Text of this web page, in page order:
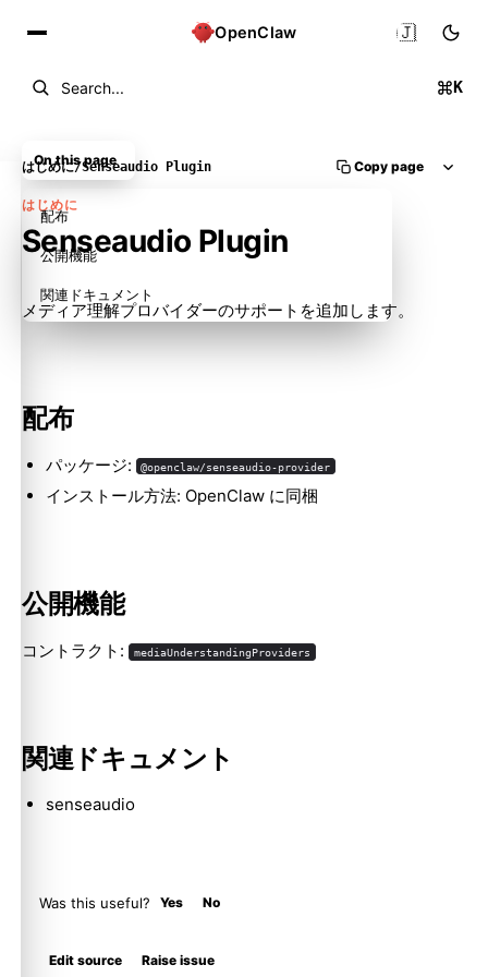
OpenClaw
Search... K
🇯🇵
はじめに/Senseaudio Plugin Copy page
はじめに
Senseaudio Plugin
メディア理解プロバイダーのサポートを追加します。
配布
パッケージ: @openclaw/senseaudio-provider
インストール方法: OpenClaw に同梱
公開機能
コントラクト: mediaUnderstandingProviders
関連ドキュメント
senseaudio
Was this useful? Yes No
Edit source Raise issue
On this page
配布
公開機能
関連ドキュメント